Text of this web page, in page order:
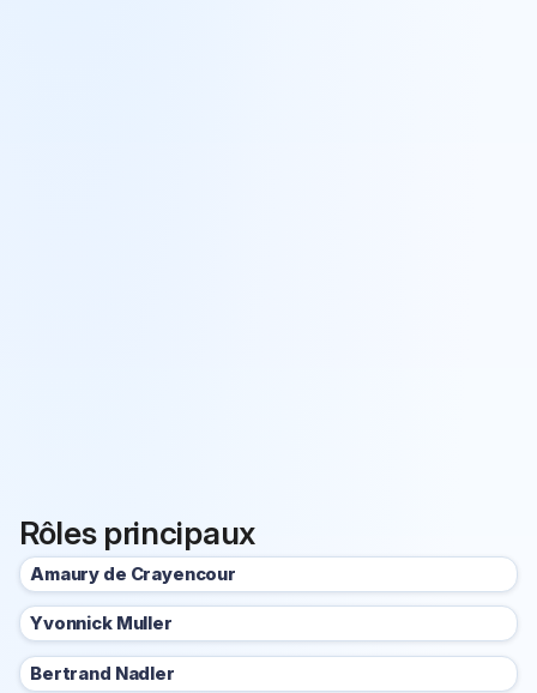
Rôles principaux
Amaury de Crayencour
Yvonnick Muller
Bertrand Nadler